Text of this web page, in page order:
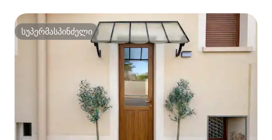
სუპერმასპინძელი
სუპერმასპინძელი